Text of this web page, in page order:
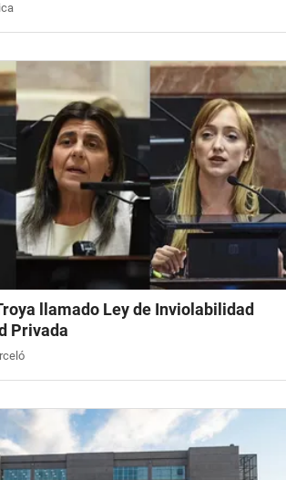
llamado Ley de Inviolabilidad
Privada